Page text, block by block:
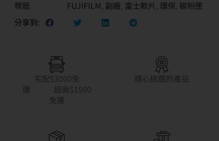
標籤
FUJIFILM, 副廠, 富士軟片 , 環保, 碳粉匣
分享到:
宅配$3000免
運 超商$1500
免運
精心挑選的產品